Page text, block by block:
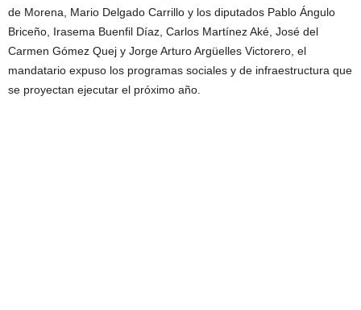
de Morena, Mario Delgado Carrillo y los diputados Pablo Ángulo
Briceño, Irasema Buenfil Díaz, Carlos Martínez Aké, José del
Carmen Gómez Quej y Jorge Arturo Argüelles Victorero, el
mandatario expuso los programas sociales y de infraestructura que
se proyectan ejecutar el próximo año.